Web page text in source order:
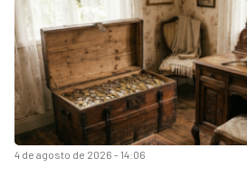
4 de agosto de 2026 - 14:06